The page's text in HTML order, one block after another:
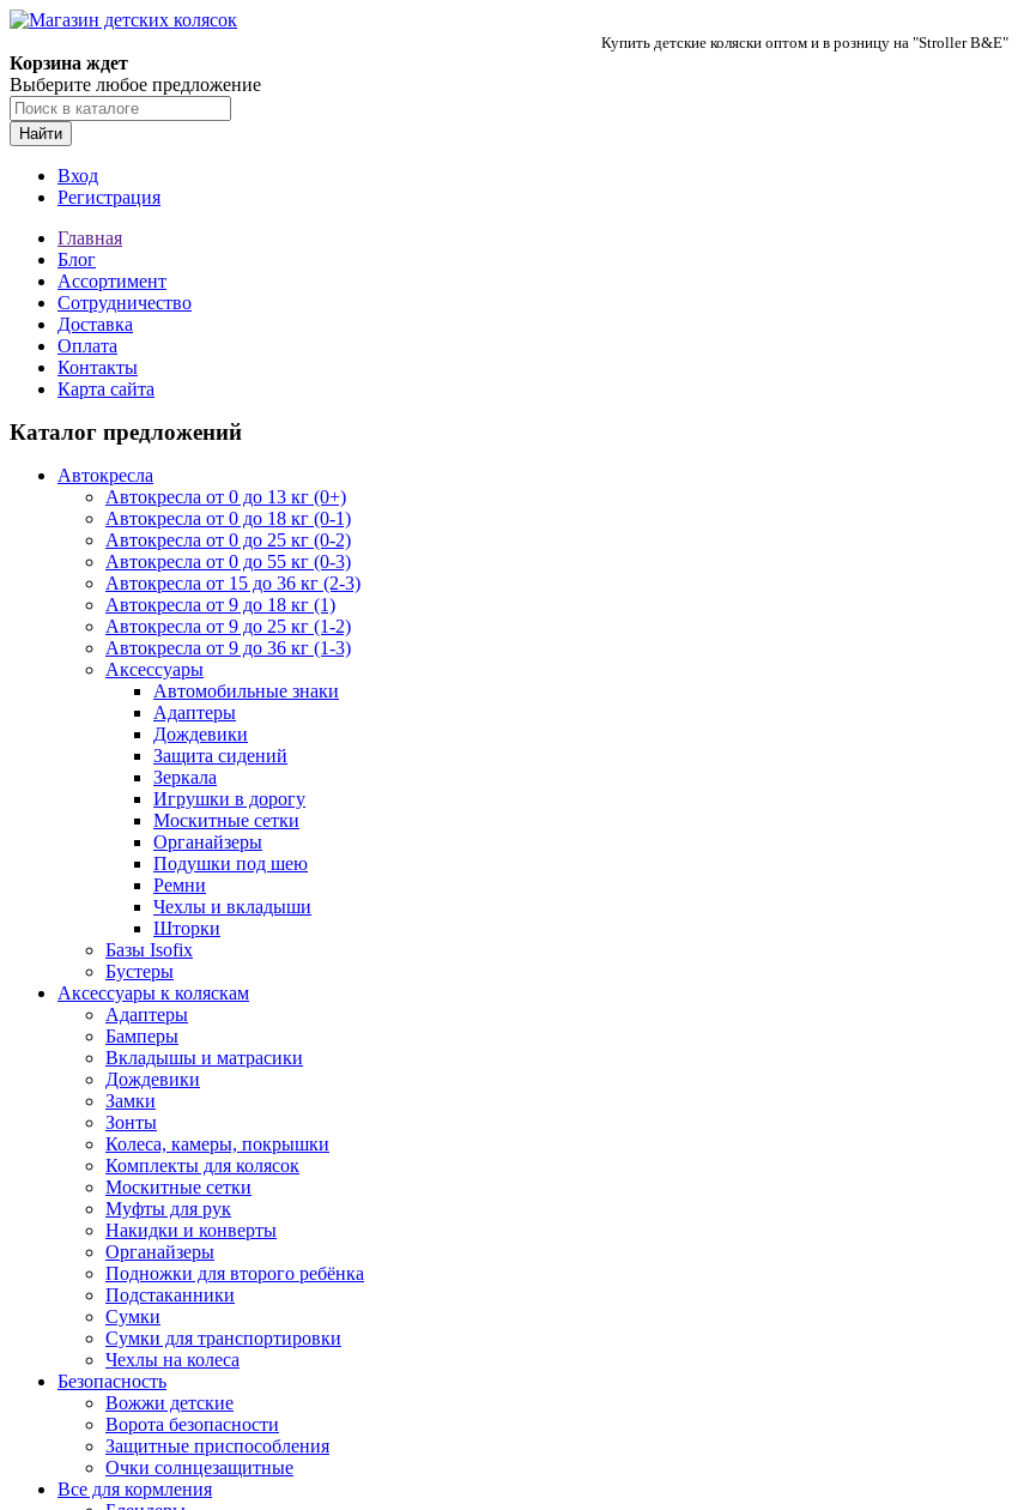
Купить детские коляски оптом и в розницу на "Stroller B&E"
Корзина ждет
Выберите любое предложение
Найти
Вход
Регистрация
Главная
Блог
Ассортимент
Сотрудничество
Доставка
Оплата
Контакты
Карта сайта
Каталог предложений
Автокресла
Автокресла от 0 до 13 кг (0+)
Автокресла от 0 до 18 кг (0-1)
Автокресла от 0 до 25 кг (0-2)
Автокресла от 0 до 55 кг (0-3)
Автокресла от 15 до 36 кг (2-3)
Автокресла от 9 до 18 кг (1)
Автокресла от 9 до 25 кг (1-2)
Автокресла от 9 до 36 кг (1-3)
Аксессуары
Автомобильные знаки
Адаптеры
Дождевики
Защита сидений
Зеркала
Игрушки в дорогу
Москитные сетки
Органайзеры
Подушки под шею
Ремни
Чехлы и вкладыши
Шторки
Базы Isofix
Бустеры
Аксессуары к коляскам
Адаптеры
Бамперы
Вкладышы и матрасики
Дождевики
Замки
Зонты
Колеса, камеры, покрышки
Комплекты для колясок
Москитные сетки
Муфты для рук
Накидки и конверты
Органайзеры
Подножки для второго ребёнка
Подстаканники
Сумки
Сумки для транспортировки
Чехлы на колеса
Безопасность
Вожжи детские
Ворота безопасности
Защитные приспособления
Очки солнцезащитные
Все для кормления